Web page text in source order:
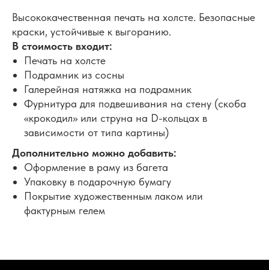
Высококачественная печать на холсте. Безопасные
краски, устойчивые к выгоранию.
В стоимость входит:
Печать на холсте
Подрамник из сосны
Галерейная натяжка на подрамник
Фурнитура для подвешивания на стену (скоба
«крокодил» или струна на D-кольцах в
зависимости от типа картины)
Дополнительно можно добавить:
Оформление в раму из багета
Упаковку в подарочную бумагу
Покрытие художественным лаком или
фактурным гелем